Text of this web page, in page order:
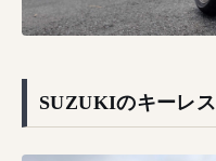
SUZUKIのキーレス